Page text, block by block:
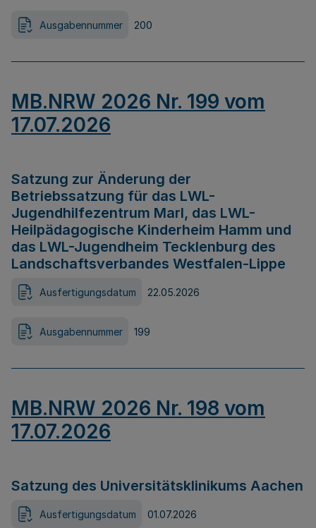
Ausgabennummer 200
MB.NRW 2026 Nr. 199 vom
17.07.2026
Satzung zur Änderung der
Betriebssatzung für das LWL-
Jugendhilfezentrum Marl, das LWL-
Heilpädagogische Kinderheim Hamm und
das LWL-Jugendheim Tecklenburg des
Landschaftsverbandes Westfalen-Lippe
Ausfertigungsdatum 22.05.2026
Ausgabennummer 199
MB.NRW 2026 Nr. 198 vom
17.07.2026
Satzung des Universitätsklinikums Aachen
Ausfertigungsdatum 01.07.2026